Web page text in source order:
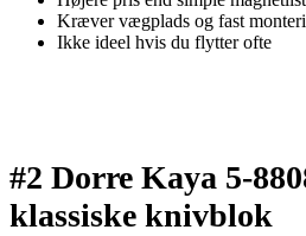
Kræver vægplads og fast
Ikke ideel hvis du flytter ofte
#2 Dorre Kaya 5-
klassiske knivblok